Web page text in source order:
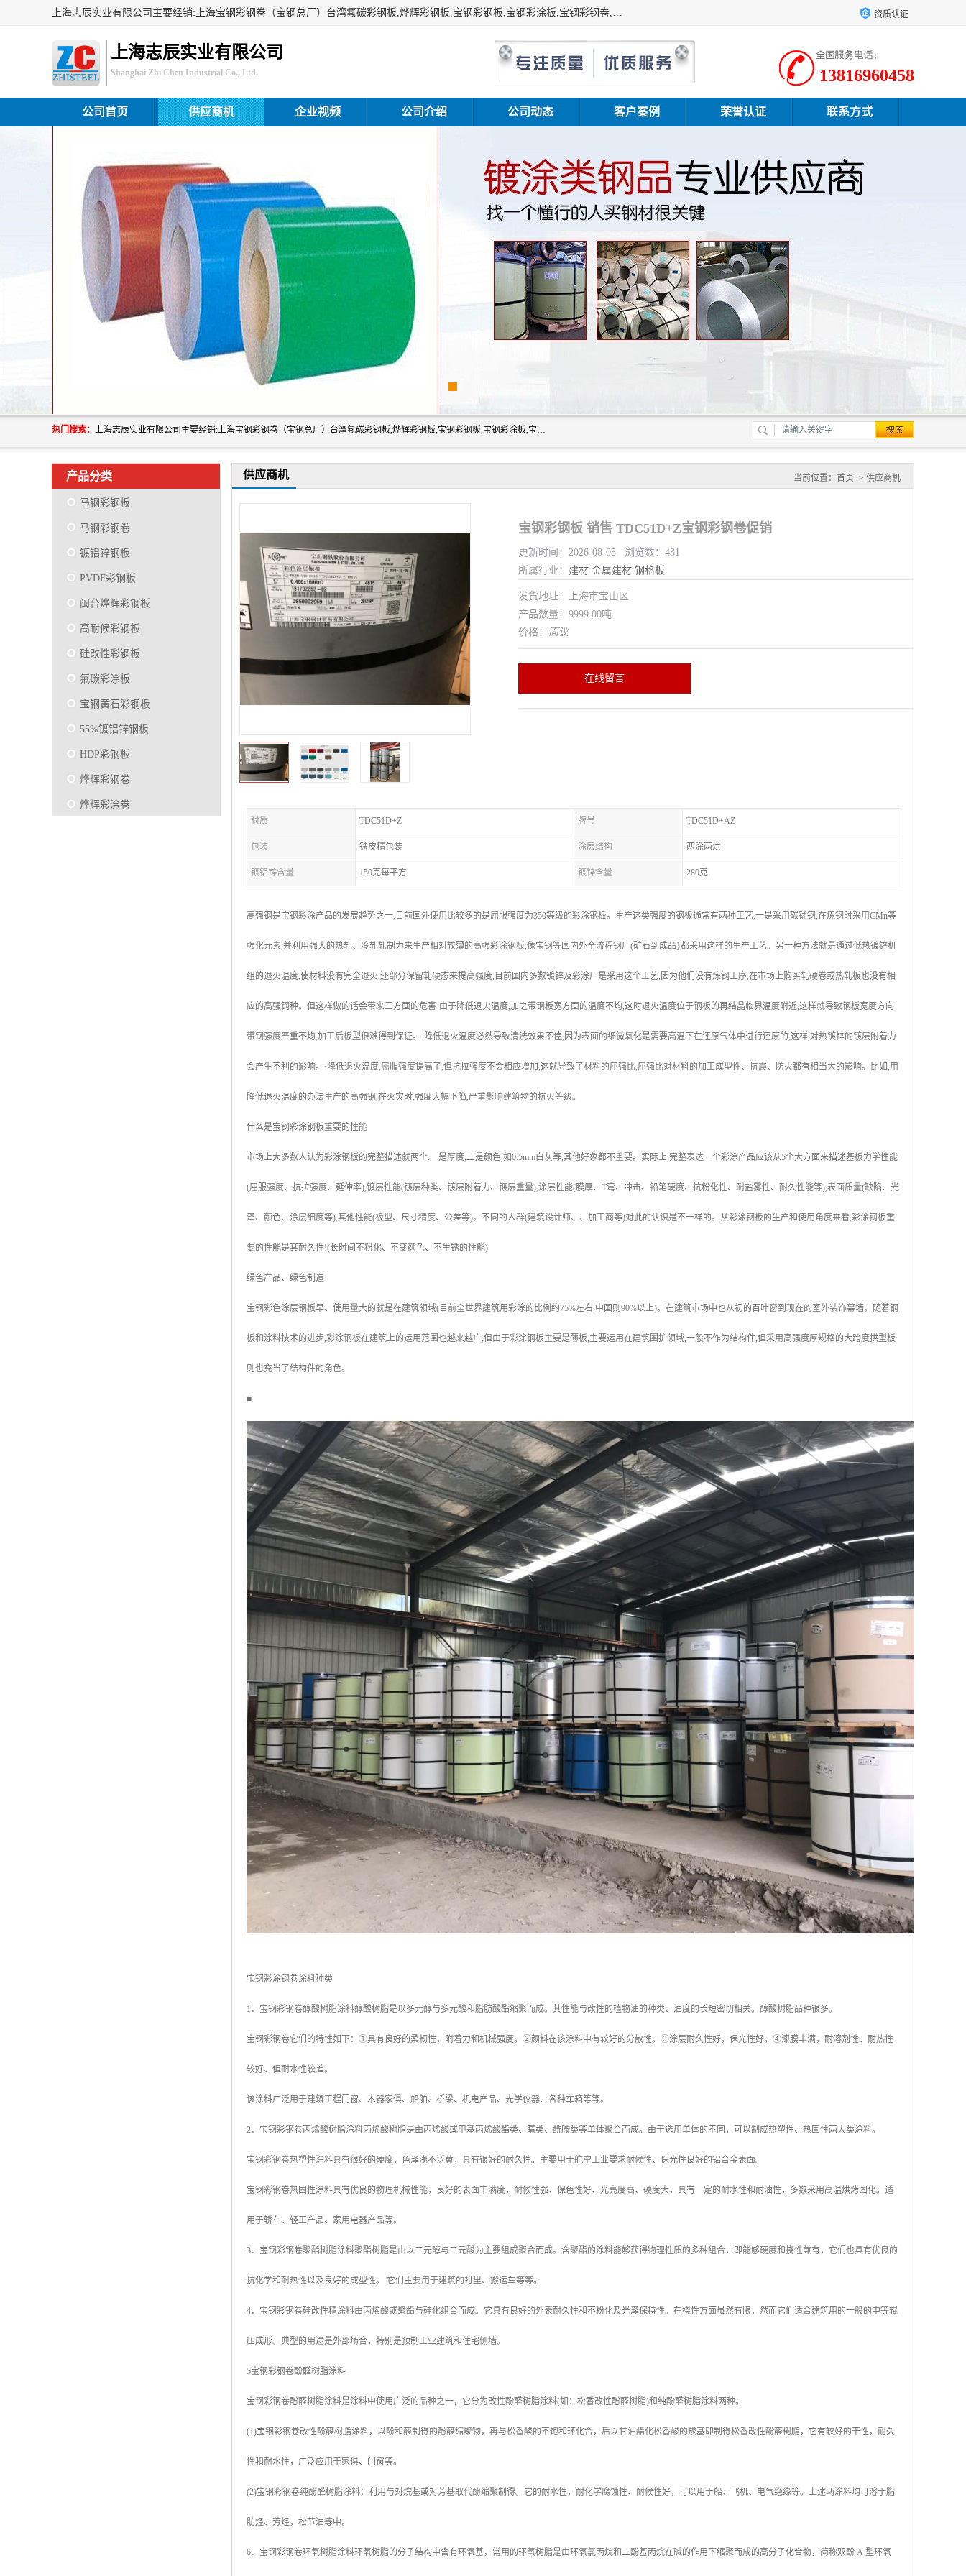
上海志辰实业有限公司主要经销:上海宝钢彩钢卷（宝钢总厂）台湾氟碳彩钢板,烨辉彩钢板,宝钢彩钢板,宝钢彩涂板,宝钢彩钢卷,马钢彩钢板,马钢彩钢卷,镀铝锌钢板,PVDF彩钢板,台湾烨辉彩钢板,高耐候彩钢板,硅改性彩钢板,规格齐全。 资质认证
上海志辰实业有限公司
Shanghai Zhi Chen Industrial Co., Ltd. 13816960458
公司首页 供应商机 企业视频 公司介绍 公司动态 客户案例 荣誉认证 联系方式
热门搜索： 上海志辰实业有限公司主要经销:上海宝钢彩钢卷（宝钢总厂）台湾氟碳彩钢板,烨辉彩钢板,宝钢彩钢板,宝钢彩涂板,宝钢彩钢卷,马钢彩钢板,马钢彩钢卷,镀铝锌钢板,PVDF彩钢板,台湾烨辉彩钢板,高耐候彩钢板,硅改性彩钢板,规格齐全。
产品分类
马钢彩钢板
马钢彩钢卷
镀铝锌钢板
PVDF彩钢板
闽台烨辉彩钢板
高耐候彩钢板
硅改性彩钢板
氟碳彩涂板
宝钢黄石彩钢板
55%镀铝锌钢板
HDP彩钢板
烨辉彩钢卷
烨辉彩涂卷
供应商机 当前位置： 首页 -> 供应商机
宝钢彩钢板 销售 TDC51D+Z宝钢彩钢卷促销
更新时间：2026-08-08 浏览数：481
所属行业： 建材 金属建材 钢格板
发货地址：上海市宝山区
产品数量：9999.00吨
价格： 面议
在线留言
材质 TDC51D+Z 牌号 TDC51D+AZ
包装 铁皮精包装 涂层结构 两涂两烘
镀铝锌含量 150克每平方 镀锌含量 280克
高强钢是宝钢彩涂产品的发展趋势之一,目前国外使用比较多的是屈服强度为350等级的彩涂钢板。生产这类强度的钢板通常有两种工艺,一是采用碳锰钢,在炼钢时采用CMn等
强化元素,并利用强大的热轧、冷轧轧制力来生产相对较薄的高强彩涂钢板,像宝钢等国内外全流程钢厂(矿石到成品}都采用这样的生产工艺。另一种方法就是通过低热镀锌机
组的退火温度,使材料没有完全退火,还部分保留轧硬态来提高强度,目前国内多数镀锌及彩涂厂是采用这个工艺,因为他们没有炼钢工序,在市场上购买轧硬卷或热轧板也没有相
应的高强钢种。但这样做的话会带来三方面的危害·由于降低退火温度,加之带钢板宽方面的温度不均,这时退火温度位于钢板的再结晶临界温度附近,这样就导致钢板宽度方向
带钢强度严重不均,加工后板型很难得到保证。·降低退火温度必然导致清洗效果不佳,因为表面的细微氧化是需要高温下在还原气体中进行还原的,这样,对热镀锌的镀层附着力
会产生不利的影响。·降低退火温度,屈服强度提高了,但抗拉强度不会相应增加,这就导致了材料的屈强比,屈强比对材料的加工成型性、抗震、防火都有相当大的影响。比如,用
降低退火温度的办法生产的高强钢,在火灾时,强度大幅下陷,严重影响建筑物的抗火等级。
什么是宝钢彩涂钢板重要的性能
市场上大多数人认为彩涂钢板的完整描述就两个:一是厚度,二是颜色,如0.5mm白灰等,其他好象都不重要。实际上,完整表达一个彩涂产品应该从5个大方面来描述基板力学性能
(屈服强度、抗拉强度、延伸率),镀层性能(镀层种类、镀层附着力、镀层重量),涂层性能(膜厚、T弯、冲击、铅笔硬度、抗粉化性、耐盐雾性、耐久性能等),表面质量(缺陷、光
泽、颜色、涂层细度等),其他性能(板型、尺寸精度、公差等)。不同的人群(建筑设计师、、加工商等)对此的认识是不一样的。从彩涂钢板的生产和使用角度来看,彩涂钢板重
要的性能是其耐久性!(长时间不粉化、不变颜色、不生锈的性能)
绿色产品、绿色制造
宝钢彩色涂层钢板早、使用量大的就是在建筑领域(目前全世界建筑用彩涂的比例约75%左右,中国则90%以上)。在建筑市场中也从初的百叶窗到现在的室外装饰幕墙。随着钢
板和涂料技术的进步,彩涂钢板在建筑上的运用范围也越来越广,但由于彩涂钢板主要是薄板,主要运用在建筑围护领域,一般不作为结构件,但采用高强度厚规格的大跨度拱型板
则也充当了结构件的角色。
■
宝钢彩涂钢卷涂料种类
1．宝钢彩钢卷醇酸树脂涂料醇酸树脂是以多元醇与多元酸和脂肪酸酯缩聚而成。其性能与改性的植物油的种类、油度的长短密切相关。醇酸树脂品种很多。
宝钢彩钢卷它们的特性如下：①具有良好的柔韧性，附着力和机械强度。②颜料在该涂料中有较好的分散性。③涂层耐久性好，保光性好。④漆膜丰满，耐溶剂性、耐热性
较好、但耐水性较差。
该涂料广泛用于建筑工程门窗、木器家俱、船舶、桥梁、机电产品、光学仪器、各种车箱等等。
2．宝钢彩钢卷丙烯酸树脂涂料丙烯酸树脂是由丙烯酸或甲基丙烯酸酯类、睛类、酰胺类等单体聚合而成。由于选用单体的不同，可以制成热塑性、热固性两大类涂料。
宝钢彩钢卷热塑性涂料具有很好的硬度，色泽浅不泛黄，具有很好的耐久性。主要用于航空工业要求耐候性、保光性良好的铝合金表面。
宝钢彩钢卷热固性涂料具有优良的物理机械性能，良好的表面丰满度，耐候性强、保色性好、光亮度高、硬度大，具有一定的耐水性和耐油性，多数采用高温烘烤固化。适
用于轿车、轻工产品、家用电器产品等。
3．宝钢彩钢卷聚酯树脂涂料聚酯树脂是由以二元醇与二元酸为主要组成聚合而成。含聚酯的涂料能够获得物理性质的多种组合，即能够硬度和挠性兼有，它们也具有优良的
抗化学和耐热性以及良好的成型性。 它们主要用于建筑的衬里、搬运车等等。
4．宝钢彩钢卷硅改性精涂料由丙烯酸或聚酯与硅化组合而成。它具有良好的外表耐久性和不粉化及光泽保持性。在挠性方面虽然有限，然而它们适合建筑用的一般的中等辊
压成形。典型的用途是外部场合，特别是预制工业建筑和住宅侧墙。
5宝钢彩钢卷酚醛树脂涂料
宝钢彩钢卷酚醛树脂涂料是涂料中使用广泛的品种之一，它分为改性酚醛树脂涂料(如：松香改性酚醛树脂)和纯酚醛树脂涂料两种。
(1)宝钢彩钢卷改性酚醛树脂涂料，以酚和醛制得的酚醛缩聚物，再与松香酸的不饱和环化合，后以甘油酯化松香酸的羧基即制得松香改性酚醛树脂，它有较好的干性，耐久
性和耐水性，广泛应用于家俱、门窗等。
(2)宝钢彩钢卷纯酚醛树脂涂料：利用与对烷基或对芳基取代酚缩聚制得。它的耐水性，耐化学腐蚀性、耐候性好，可以用于船、飞机、电气绝缘等。上述两涂料均可溶于脂
肪烃、芳烃，松节油等中。
6．宝钢彩钢卷环氧树脂涂料环氧树脂的分子结构中含有环氧基，常用的环氧树脂是由环氧氯丙烷和二酚基丙烷在碱的作用下缩聚而成的高分子化合物，简称双酚 A 型环氧